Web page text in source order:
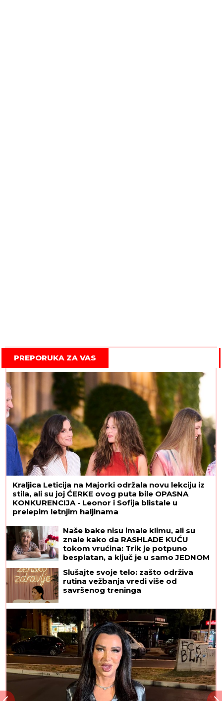
PREPORUKA ZA VAS
Kraljica Leticija na Majorki održala novu lekciju iz
stila, ali su joj ĆERKE ovog puta bile OPASNA
KONKURENCIJA - Leonor i Sofija blistale u
prelepim letnjim haljinama
Naše bake nisu imale klimu, ali su
znale kako da RASHLADE KUĆU
tokom vrućina: Trik je potpuno
besplatan, a ključ je u samo JEDNOM
Slušajte svoje telo: zašto održiva
rutina vežbanja vredi više od
savršenog treninga